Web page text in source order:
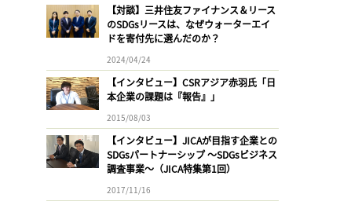
【対談】三井住友ファイナンス＆リース
のSDGsリースは、なぜウォーターエイ
ドを寄付先に選んだのか？
2024/04/24
【インタビュー】CSRアジア赤羽氏「日
本企業の課題は『報告』」
2015/08/03
【インタビュー】JICAが目指す企業との
SDGsパートナーシップ 〜SDGsビジネス
調査事業〜（JICA特集第1回）
2017/11/16